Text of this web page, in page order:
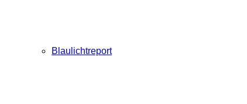
Blaulichtreport